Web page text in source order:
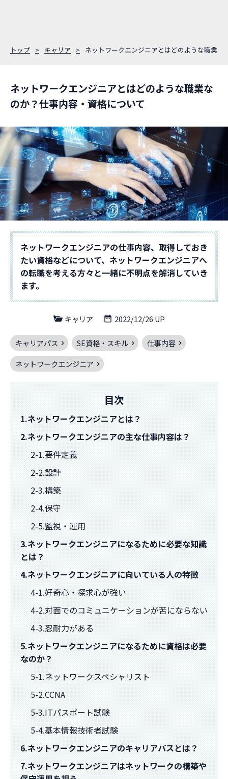
トップ キャリア ネットワークエンジニアとはどのような職業な
ネットワークエンジニアとはどのような職業な
のか？仕事内容・資格について
ネットワークエンジニアの仕事内容、取得しておき
たい資格などについて、ネットワークエンジニアへ
の転職を考える方々と一緒に不明点を解消していき
ます。
キャリア 2022/12/26 UP
キャリアパス SE資格・スキル
仕事内容
ネットワークエンジニア
目次
1.ネットワークエンジニアとは？
2.ネットワークエンジニアの主な仕事内容は？
2-1.要件定義
2-2.設計
2-3.構築
2-4.保守
2-5.監視・運用
3.ネットワークエンジニアになるために必要な知識
とは？
4.ネットワークエンジニアに向いている人の特徴
4-1.好奇心・探求心が強い
4-2.対面でのコミュニケーションが苦にならない
4-3.忍耐力がある
5.ネットワークエンジニアになるために資格は必要
なのか？
5-1.ネットワークスペシャリスト
5-2.CCNA
5-3.ITパスポート試験
5-4.基本情報技術者試験
6.ネットワークエンジニアのキャリアパスとは？
7.ネットワークエンジニアはネットワークの構築や